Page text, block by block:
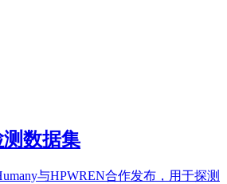
数据集
与HPWREN合作发布，用于探测